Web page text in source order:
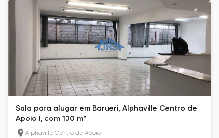
Sala para alugar em Barueri, Alphaville Centro de
Apoio I, com 100 m²
Alphaville Centro de Apoio I